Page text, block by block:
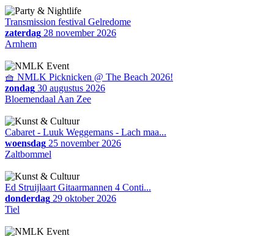
Transmission festival Gelredome
zaterdag 28 november 2026
Arnhem
🧺 NMLK Picknicken @ The Beach 2026!
zondag 30 augustus 2026
Bloemendaal Aan Zee
Cabaret - Luuk Weggemans - Lach maa...
woensdag 25 november 2026
Zaltbommel
Ed Struijlaart Gitaarmannen 4 Conti...
donderdag 29 oktober 2026
Tiel